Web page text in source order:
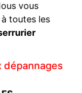
vous
toutes les
dépannages